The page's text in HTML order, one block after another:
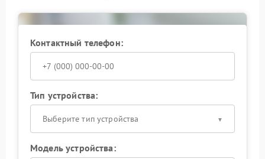
Контактный телефон:
Тип устройства:
Выберите тип устройства
Модель устройства: